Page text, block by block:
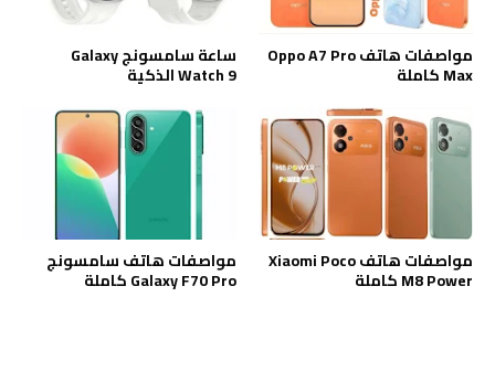
مواصفات هاتف Oppo A7 Pro
Max كاملة
ساعة سامسونج Galaxy
Watch 9 الذكية
مواصفات هاتف Xiaomi Poco
M8 Power كاملة
مواصفات هاتف سامسونج
Galaxy F70 Pro كاملة